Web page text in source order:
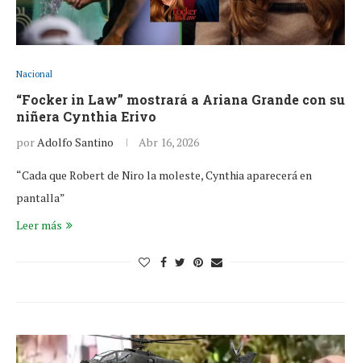
Nacional
“Focker in Law” mostrará a Ariana Grande con su
niñera Cynthia Erivo
porAdolfo Santino Abr 16, 2026
“Cada que Robert de Niro la moleste, Cynthia aparecerá en
pantalla”
Leer más